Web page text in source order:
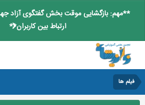
**مهم: بازگشایی موقت بخش گفتگوی آزاد
ارتباط بین کاربران**
فیلم ها